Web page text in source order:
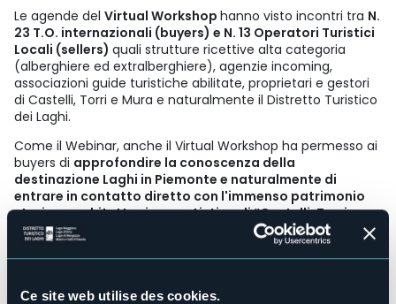
Ce site web utilise des cookies.
Le agende del Virtual Workshop hanno visto incontri tra N.
23 T.O. internazionali (buyers) e N. 13 Operatori Turistici
Locali (sellers) quali strutture ricettive alta categoria
(alberghiere ed extralberghiere), agenzie incoming,
associazioni guide turistiche abilitate, proprietari e gestori
di Castelli, Torri e Mura e naturalmente il Distretto Turistico
dei Laghi.
Come il Webinar, anche il Virtual Workshop ha permesso ai
buyers di approfondire la conoscenza della
destinazione Laghi in Piemonte e naturalmente di
entrare in contatto diretto con l'immenso patrimonio
storico, architettonico e artistico di “Castelli, Torri e
Mura“ del nostro territorio aperti al visitatore per
godere di una moderna cultural experience.
Il turismo storico e castellano in questa splendida regione
Questa zona, ricca di antichi castelli, torri, mura e borghi